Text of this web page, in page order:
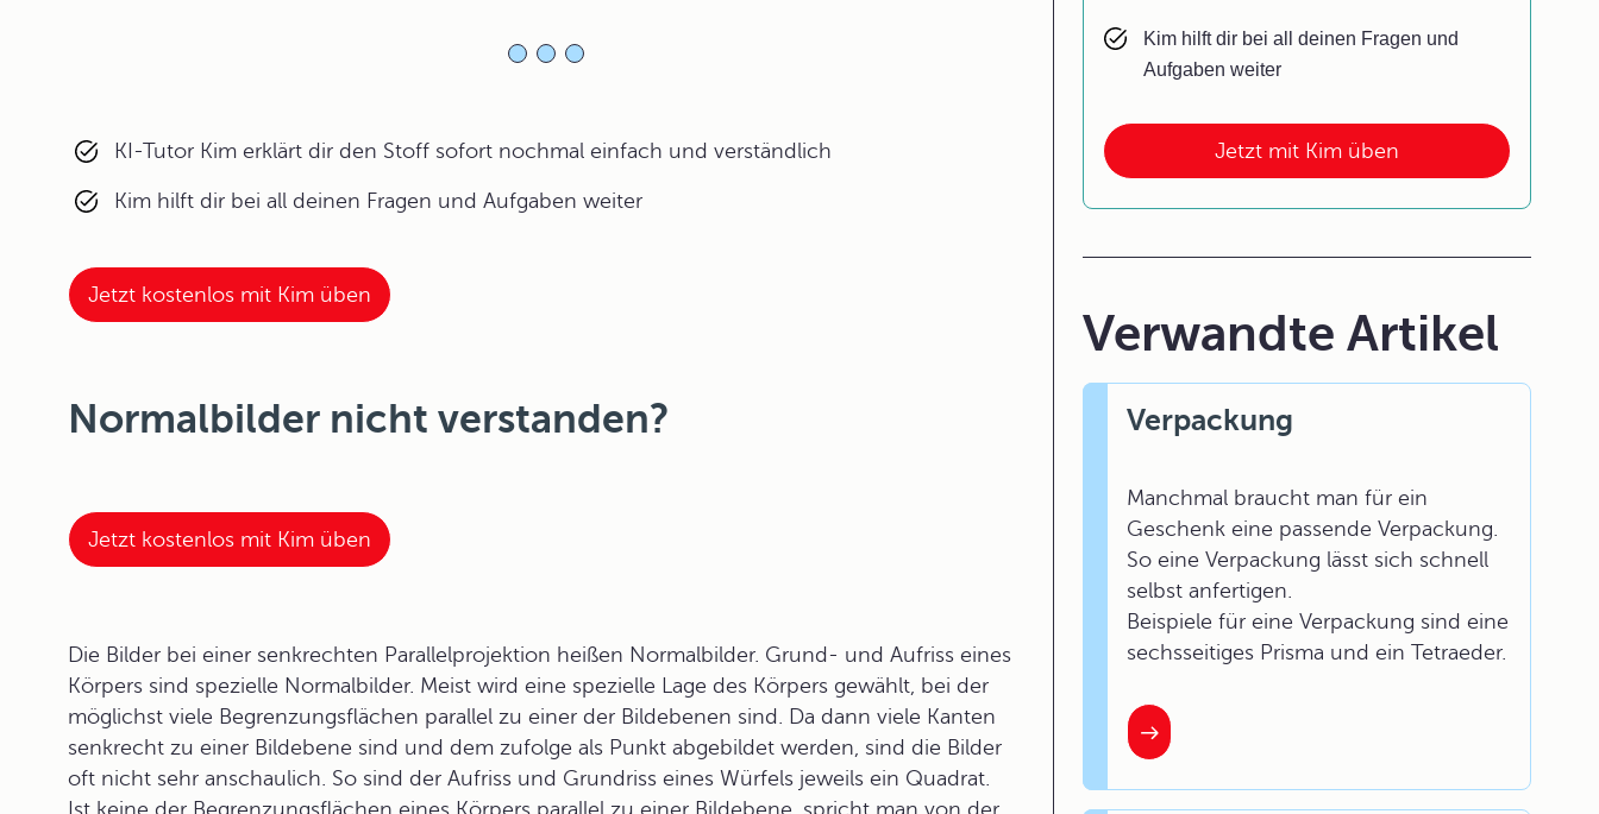
KI-Tutor Kim erklärt dir den Stoff sofort nochmal einfach und verständlich
Kim hilft dir bei all deinen Fragen und Aufgaben weiter
Jetzt kostenlos mit Kim üben
Normalbilder nicht verstanden?
Jetzt kostenlos mit Kim üben
Die Bilder bei einer senkrechten Parallelprojektion heißen Normalbilder. Grund- und Aufriss eines
Körpers sind spezielle Normalbilder. Meist wird eine spezielle Lage des Körpers gewählt, bei der
möglichst viele Begrenzungsflächen parallel zu einer der Bildebenen sind. Da dann viele Kanten
senkrecht zu einer Bildebene sind und dem zufolge als Punkt abgebildet werden, sind die Bilder
oft nicht sehr anschaulich. So sind der Aufriss und Grundriss eines Würfels jeweils ein Quadrat.
Ist keine der Begrenzungsflächen eines Körpers parallel zu einer Bildebene, spricht man von der
Jetzt mit Kim üben
Kim hilft dir bei all deinen Fragen und
Aufgaben weiter
Verwandte Artikel
Verpackung
Manchmal braucht man für ein
Geschenk eine passende Verpackung.
So eine Verpackung lässt sich schnell
selbst anfertigen.
Beispiele für eine Verpackung sind eine
sechsseitiges Prisma und ein Tetraeder.